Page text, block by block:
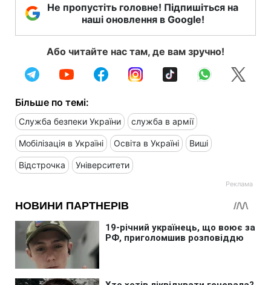
Не пропустіть головне! Підпишіться на
наші оновлення в Google!
Або читайте нас там, де вам зручно!
Більше по темі:
Служба безпеки України служба в армії
Мобілізація в Україні Освіта в Україні Виші
Відстрочка Університети